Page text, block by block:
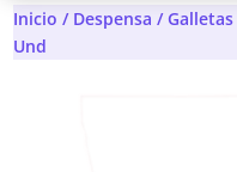
Inicio / Despensa / Galletas
Und